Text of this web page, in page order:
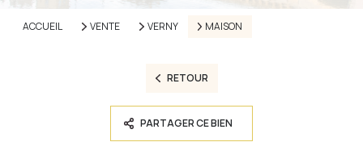
ACCUEIL VENTE VERNY MAISON
RETOUR
PARTAGER CE BIEN